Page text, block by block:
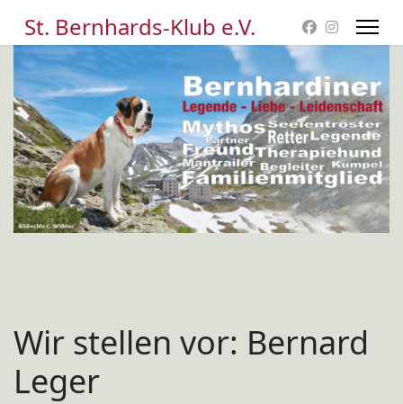
St. Bernhards-Klub e.V.
Wir stellen vor: Bernard
Leger